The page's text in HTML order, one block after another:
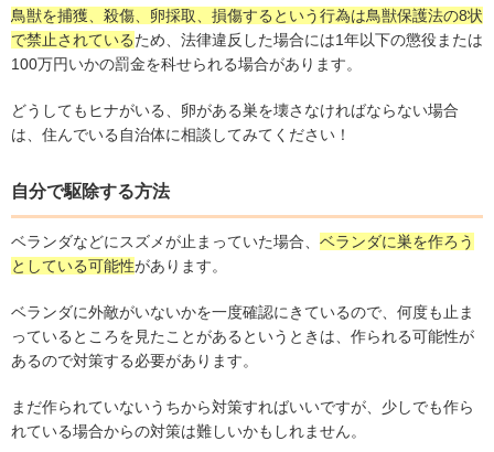
鳥獣を捕獲、殺傷、卵採取、損傷するという行為は鳥獣保護法の8状
で禁止されているため、法律違反した場合には1年以下の懲役または
100万円いかの罰金を科せられる場合があります。
どうしてもヒナがいる、卵がある巣を壊さなければならない場合
は、住んでいる自治体に相談してみてください！
自分で駆除する方法
ベランダなどにスズメが止まっていた場合、 ベランダに巣を作ろう
としている可能性があります。
ベランダに外敵がいないかを一度確認にきているので、何度も止ま
っているところを見たことがあるというときは、作られる可能性が
あるので対策する必要があります。
まだ作られていないうちから対策すればいいですが、少しでも作ら
れている場合からの対策は難しいかもしれません。